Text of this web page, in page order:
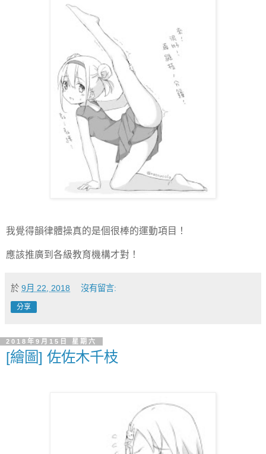
我覺得韻律體操真的是個很棒的運動項目！
應該推廣到各級教育機構才對！
於 9月 22, 2018 沒有留言:
分享
2018年9月15日 星期六
[繪圖] 佐佐木千枝